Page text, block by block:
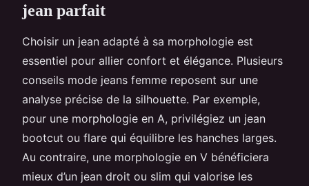
jean parfait
Choisir un jean adapté à sa morphologie est
essentiel pour allier confort et élégance. Plusieurs
conseils mode jeans femme reposent sur une
analyse précise de la silhouette. Par exemple,
pour une morphologie en A, privilégiez un jean
bootcut ou flare qui équilibre les hanches larges.
Au contraire, une morphologie en V bénéficiera
mieux d’un jean droit ou slim qui valorise les